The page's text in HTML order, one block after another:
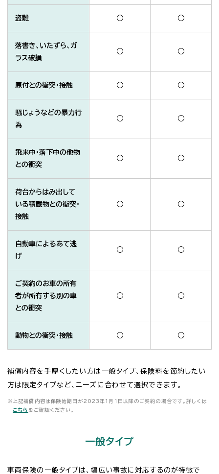
盗難 ○ ○
落書き、いたずら、ガ
ラス破損
○ ○
原付との衝突・接触 ○ ○
騒じょうなどの暴力行
為
○ ○
飛来中・落下中の他物
との衝突
○ ○
荷台からはみ出して
いる積載物との衝突・
接触
○ ○
自動車によるあて逃
げ
○ ○
ご契約のお車の所有
者が所有する別の車
との衝突
○ ○
動物との衝突・接触 ○ ○
補償内容を手厚くしたい方は一般タイプ、保険料を節約したい
方は限定タイプなど、ニーズに合わせて選択できます。
※
上記補償内容は保険始期日が2023年1月1日以降のご契約の場合です。詳しくは
こちら をご確認ください。
一般タイプ
車両保険の一般タイプは、幅広い事故に対応するのが特徴で